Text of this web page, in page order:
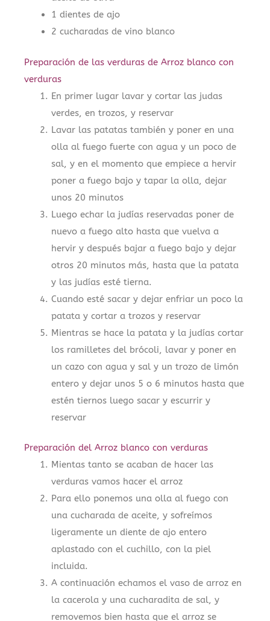
1 dientes de ajo
2 cucharadas de vino blanco
Preparación de las verduras de Arroz blanco con
verduras
En primer lugar lavar y cortar las judas
verdes, en trozos, y reservar
Lavar las patatas también y poner en una
olla al fuego fuerte con agua y un poco de
sal, y en el momento que empiece a hervir
poner a fuego bajo y tapar la olla, dejar
unos 20 minutos
Luego echar la judías reservadas poner de
nuevo a fuego alto hasta que vuelva a
hervir y después bajar a fuego bajo y dejar
otros 20 minutos más, hasta que la patata
y las judías esté tierna.
Cuando esté sacar y dejar enfriar un poco la
patata y cortar a trozos y reservar
Mientras se hace la patata y la judías cortar
los ramilletes del brócoli, lavar y poner en
un cazo con agua y sal y un trozo de limón
entero y dejar unos 5 o 6 minutos hasta que
estén tiernos luego sacar y escurrir y
reservar
Preparación del Arroz blanco con verduras
Mientas tanto se acaban de hacer las
verduras vamos hacer el arroz
Para ello ponemos una olla al fuego con
una cucharada de aceite, y sofreímos
ligeramente un diente de ajo entero
aplastado con el cuchillo, con la piel
incluida.
A continuación echamos el vaso de arroz en
la cacerola y una cucharadita de sal, y
removemos bien hasta que el arroz se